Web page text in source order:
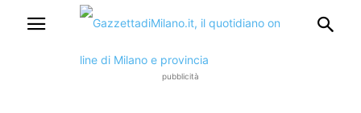
pubblicità